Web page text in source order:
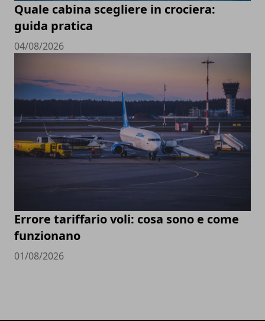
Quale cabina scegliere in crociera:
guida pratica
04/08/2026
Errore tariffario voli: cosa sono e come
funzionano
01/08/2026